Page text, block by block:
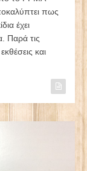
πως
έχει
Παρά τις
και